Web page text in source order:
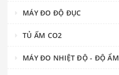
MÁY ĐO ĐỘ ĐỤC
TỦ ẤM CO2
MÁY ĐO NHIỆT ĐỘ - ĐỘ ẨM